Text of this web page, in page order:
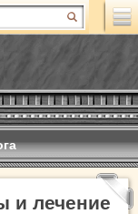
и лечение